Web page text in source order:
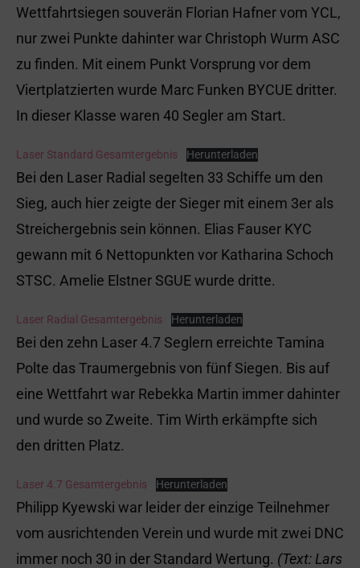
Wettfahrtsiegen souverän Florian Hafner vom YCL,
nur zwei Punkte dahinter war Christoph Wurm ASC
zu finden. Mit einem Punkt Vorsprung vor dem
Viertplatzierten wurde Marc Funken BYCUE dritter.
In dieser Klasse waren 40 Segler am Start.
Laser Standard Gesamtergebnis Herunterladen
Bei den Laser Radial segelten 33 Schiffe um den
Sieg, auch hier zeigte der Sieger mit einem 3er als
Streichergebnis sein können. Elias Fauser KYC
gewann mit 6 Nettopunkten vor Katharina Schoch
STSC. Amelie Elstner SGUE wurde dritte.
Laser Radial Gesamtergebnis Herunterladen
Bei den zehn Laser 4.7 Seglern erreichte Tamina
Polte das Traumergebnis von fünf Siegen. Bis auf
eine Wettfahrt war Rebekka Martin immer dahinter
und wurde so Zweite. Tim Wirth erkämpfte sich
den dritten Platz.
Laser 4.7 Gesamtergebnis Herunterladen
Philipp Kyewski war leider der einzige Teilnehmer
vom ausrichtenden Verein und wurde mit zwei DNC
immer noch 30 in der Standard Wertung. (Text: Lars